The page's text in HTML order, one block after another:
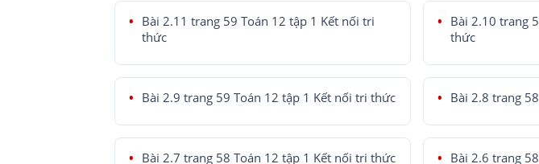
Bài 2.11 trang 59 Toán 12 tập 1 Kết nối tri
thức
Bài 2.10 trang
thức
Bài 2.9 trang 59 Toán 12 tập 1 Kết nối tri thức Bài 2.8 trang
Bài 2.7 trang 58 Toán 12 tập 1 Kết nối tri thức Bài 2.6 trang